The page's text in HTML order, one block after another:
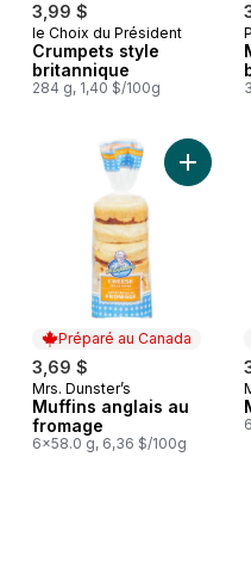
3,99 $
Préparé au Canada
le Choix du Président
Crumpets style
britannique
284 g, 1,40 $/100g
secs et cannelle au panier
Muffins anglais au panier
Préparé au Canada
3,69 $
Préparé au Canada
Mrs. Dunster’s
Muffins anglais au
fromage
6x58.0 g, 6,36 $/100g
Ajouter